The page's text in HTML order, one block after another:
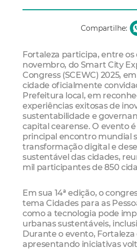
Compartilhe:
Fortaleza participa, entre os
novembro, do Smart City
Congress (SCEWC) 2025,
cidade oficialmente
Prefeitura local, em
experiências exitosas de
sustentabilidade e
capital cearense. O evento
principal encontro mundial
transformação digital e
sustentável das cidades,
mil participantes de 850
Em sua 14ª edição, o
tema Cidades para as
como a tecnologia pode
urbanas sustentáveis,
Durante o evento, Fortaleza
apresentando iniciativas